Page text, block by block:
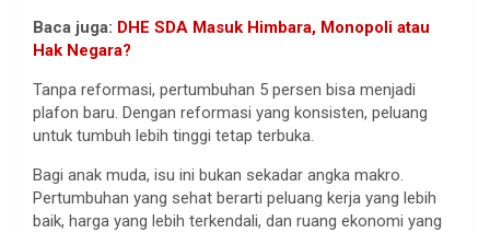
Baca juga: DHE SDA Masuk Himbara, Monopoli atau
Hak Negara?
Tanpa reformasi, pertumbuhan 5 persen bisa menjadi
plafon baru. Dengan reformasi yang konsisten, peluang
untuk tumbuh lebih tinggi tetap terbuka.
Bagi anak muda, isu ini bukan sekadar angka makro.
Pertumbuhan yang sehat berarti peluang kerja yang lebih
baik, harga yang lebih terkendali, dan ruang ekonomi yang